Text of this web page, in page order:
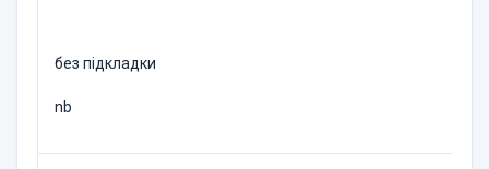
без пiдкладки
nb